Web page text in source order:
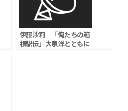
伊藤沙莉 「俺たちの箱
根駅伝」大泉洋とともに